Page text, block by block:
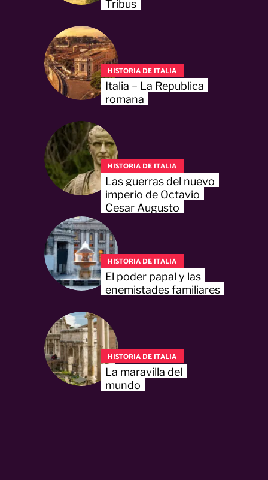
Tribus
HISTORIA DE ITALIA
Italia – La Republica
romana
HISTORIA DE ITALIA
Las guerras del nuevo
imperio de Octavio
Cesar Augusto
HISTORIA DE ITALIA
El poder papal y las
enemistades familiares
HISTORIA DE ITALIA
La maravilla del
mundo